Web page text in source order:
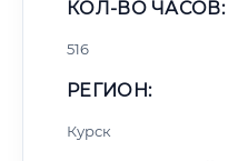
КОЛ-ВО ЧАСОВ:
516
РЕГИОН:
Курск